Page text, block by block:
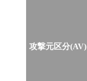
攻撃元区分(AV)